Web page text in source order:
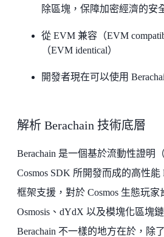
除區塊，保障加密經濟的安
從 EVM 兼容（EVM
（EVM identical）
開發者現在可以使用
解析 Berachain 技術底層
Berachain 是一個基於流動性證明
Cosmos SDK 所開發而成的高性
框架支援，對於 Cosmos 生態玩
Osmosis、dYdX 以及模塊化區塊
Berachain 不一樣的地方在於，除